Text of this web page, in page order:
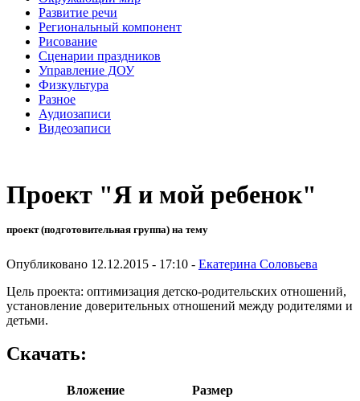
Развитие речи
Региональный компонент
Рисование
Сценарии праздников
Управление ДОУ
Физкультура
Разное
Аудиозаписи
Видеозаписи
Проект "Я и мой ребенок"
проект (подготовительная группа) на тему
Опубликовано 12.12.2015 - 17:10 - Екатерина Соловьева
Цель проекта: оптимизация детско-родительских отношений,
установление доверительных отношений между родителями и
детьми.
Скачать:
Вложение
Размер